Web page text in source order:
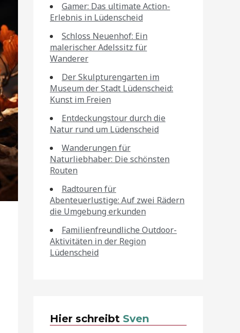
Gamer: Das ultimate Action-
Erlebnis in Lüdenscheid
Schloss Neuenhof: Ein
malerischer Adelssitz für
Wanderer
Der Skulpturengarten im
Museum der Stadt Lüdenscheid:
Kunst im Freien
Entdeckungstour durch die
Natur rund um Lüdenscheid
Wanderungen für
Naturliebhaber: Die schönsten
Routen
Radtouren für
Abenteuerlustige: Auf zwei Rädern
die Umgebung erkunden
Familienfreundliche Outdoor-
Aktivitäten in der Region
Lüdenscheid
Hier schreibt Sven